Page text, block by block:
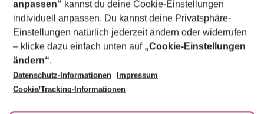
Footer
Footer navigation
Über uns
AGB
Bestpreisgarantie
Cookie-Einstellungen ändern
Cookie-Richtlinie
Agenturbetreuung
Barrierefreies Reisen
Folge uns
anpassen“ kannst du deine Cookie-Einstellungen
individuell anpassen. Du kannst deine Privatsphäre-
Einstellungen natürlich jederzeit ändern oder widerrufen
– klicke dazu einfach unten auf „Cookie-Einstellungen
ändern“.
Datenschutz-Informationen
Impressum
Cookie/Tracking-Informationen